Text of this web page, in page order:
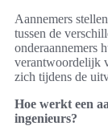
Aannemers
tussen de
onderaannemers
verantwoordelijk
zich tijdens de
Hoe werkt een
ingenieurs?